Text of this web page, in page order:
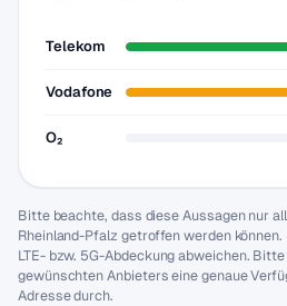
Telekom
Vodafone
O₂
Bitte beachte, dass diese Aussagen nur
Rheinland-Pfalz getroffen werden
LTE- bzw. 5G-Abdeckung abweichen.
gewünschten Anbieters eine genaue
Adresse durch.